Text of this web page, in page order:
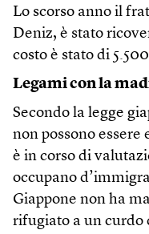
Lo scorso anno il
Deniz, è stato
costo è stato di
Legami con la
Secondo la legge
non possono
è in corso di
occupano
Giappone non ha
rifugiato a un